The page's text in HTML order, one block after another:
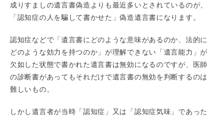
成りすましの遺言書偽造よりも最近多いとされているのが、
「認知症の人を騙して書かせた」偽造遺言書になります。
認知症などで「遺言書にどのような意味があるのか、法的に
どのような効力を持つのか」が理解できない「遺言能力」が
欠如した状態で書かれた遺言書は無効になるのですが、医師
の診断書があってもそれだけで遺言書の無効を判断するのは
難しいもの。
しかし遺言者が当時「認知症」又は「認知症気味」であった